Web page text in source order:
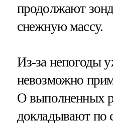
продолжают
снежную массу.
Из-за непогоды
невозможно
О выполненных
докладывают по